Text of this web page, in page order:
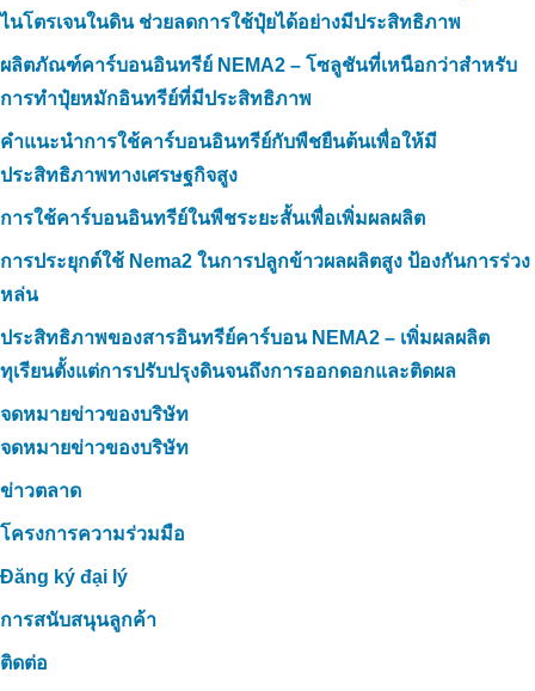
ไนโตรเจนในดิน ช่วยลดการใช้ปุ๋ยได้อย่างมีประสิทธิภาพ
ผลิตภัณฑ์คาร์บอนอินทรีย์ NEMA2 – โซลูชันที่เหนือกว่าสำหรับ
การทำปุ๋ยหมักอินทรีย์ที่มีประสิทธิภาพ
คำแนะนำการใช้คาร์บอนอินทรีย์กับพืชยืนต้นเพื่อให้มี
ประสิทธิภาพทางเศรษฐกิจสูง
การใช้คาร์บอนอินทรีย์ในพืชระยะสั้นเพื่อเพิ่มผลผลิต
การประยุกต์ใช้ Nema2 ในการปลูกข้าวผลผลิตสูง ป้องกันการร่วง
หล่น
ประสิทธิภาพของสารอินทรีย์คาร์บอน NEMA2 – เพิ่มผลผลิต
ทุเรียนตั้งแต่การปรับปรุงดินจนถึงการออกดอกและติดผล
จดหมายข่าวของบริษัท
จดหมายข่าวของบริษัท
ข่าวตลาด
โครงการความร่วมมือ
Đăng ký đại lý
การสนับสนุนลูกค้า
ติดต่อ